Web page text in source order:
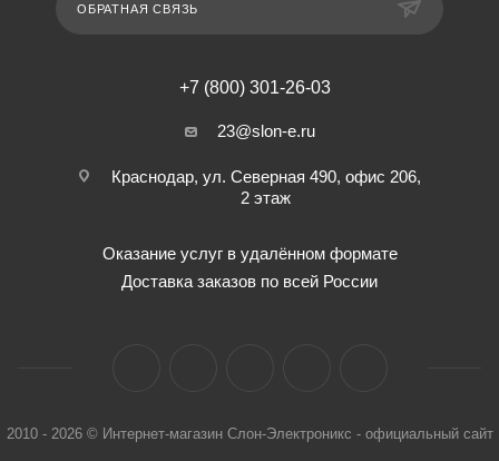
ОБРАТНАЯ СВЯЗЬ
+7 (800) 301-26-03
23@slon-e.ru
Краснодар, ул. Северная 490, офис 206,
2 этаж
Оказание услуг в удалённом формате
Доставка заказов по всей России
2010 - 2026 © Интернет-магазин Слон-Электроникс - официальный сайт